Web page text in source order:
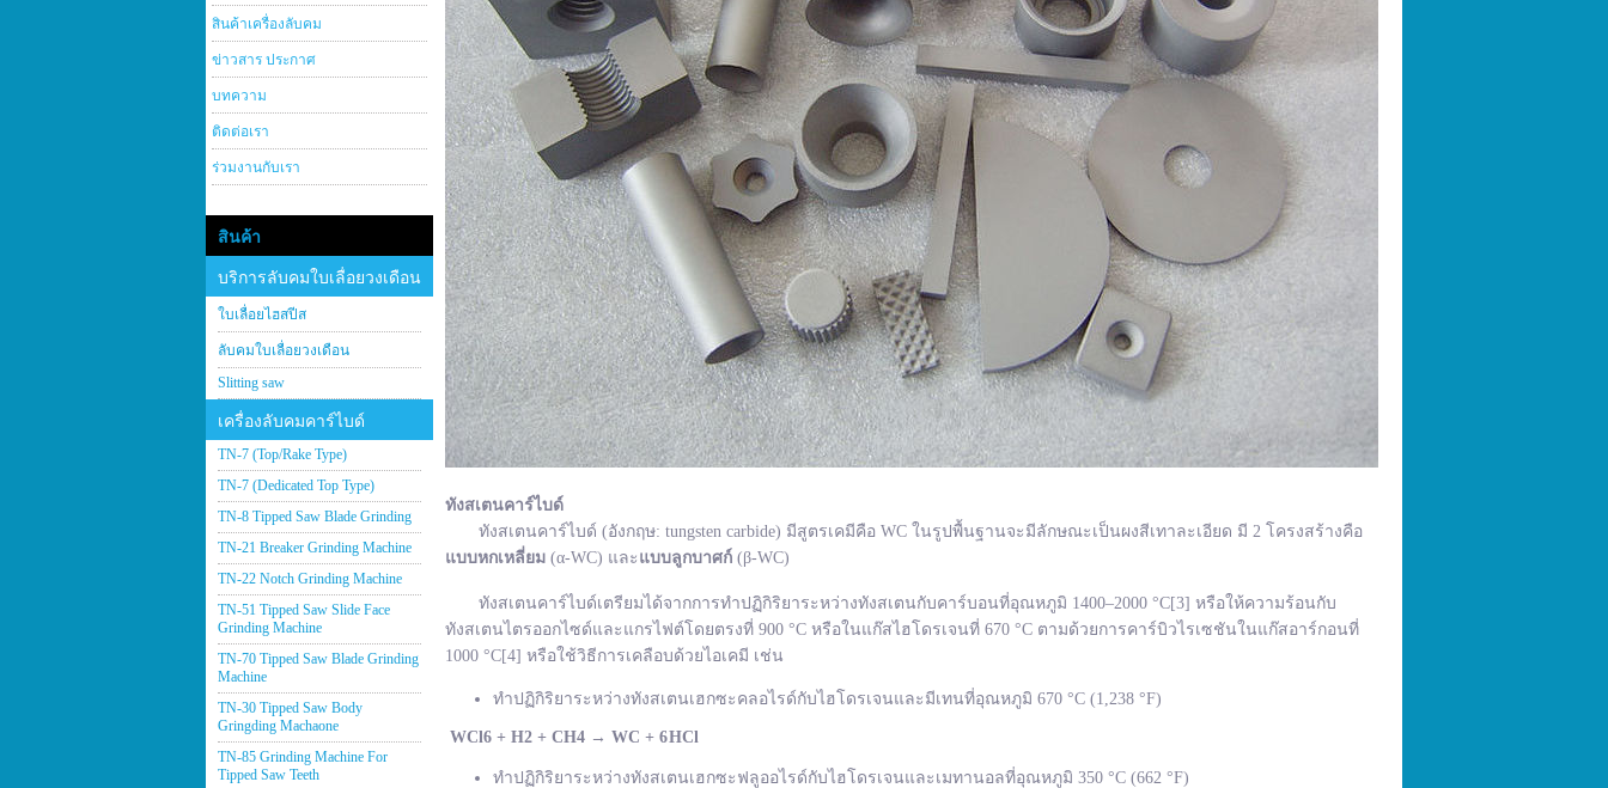
สินค้าเครื่องลับคม
ข่าวสาร ประกาศ
บทความ
ติดต่อเรา
ร่วมงานกับเรา
สินค้า
บริการลับคมใบเลื่อยวงเดือน
ใบเลื่อยไฮสปีส
ลับคมใบเลื่อยวงเดือน
Slitting saw
เครื่องลับคมคาร์ไบด์
TN-7 (Top/Rake Type)
TN-7 (Dedicated Top Type)
TN-8 Tipped Saw Blade Grinding
TN-21 Breaker Grinding Machine
TN-22 Notch Grinding Machine
TN-51 Tipped Saw Slide Face
Grinding Machine
TN-70 Tipped Saw Blade Grinding
Machine
TN-30 Tipped Saw Body
Gringding Machaone
TN-85 Grinding Machine For
Tipped Saw Teeth
ทังสเตนคาร์ไบด์
ทังสเตนคาร์ไบด์ (อังกฤษ: tungsten carbide) มีสูตรเคมีคือ WC ในรูปพื้นฐานจะมีลักษณะเป็นผงสีเทาละเอียด มี 2 โครงสร้างคือ
แบบหกเหลี่ยม (α-WC) และ แบบลูกบาศก์ (β-WC)
ทังสเตนคาร์ไบด์เตรียมได้จากการทำปฏิกิริยาระหว่างทังสเตนกับคาร์บอนที่อุณหภูมิ 1400–2000 °C[3] หรือให้ความร้อนกับ
ทังสเตนไตรออกไซด์และแกรไฟต์โดยตรงที่ 900 °C หรือในแก๊สไฮโดรเจนที่ 670 °C ตามด้วยการคาร์บิวไรเซชันในแก๊สอาร์กอนที่
1000 °C[4] หรือใช้วิธีการเคลือบด้วยไอเคมี เช่น
ทำปฏิกิริยาระหว่างทังสเตนเฮกซะคลอไรด์กับไฮโดรเจนและมีเทนที่อุณหภูมิ 670 °C (1,238 °F)
WCl6 + H2 + CH4 → WC + 6 HCl
ทำปฏิกิริยาระหว่างทังสเตนเฮกซะฟลูออไรด์กับไฮโดรเจนและเมทานอลที่อุณหภูมิ 350 °C (662 °F)